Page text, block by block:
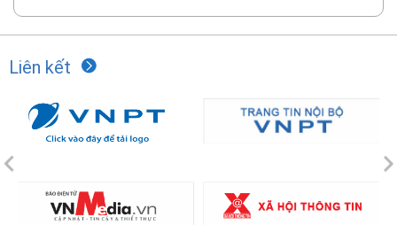
Liên kết
Previous